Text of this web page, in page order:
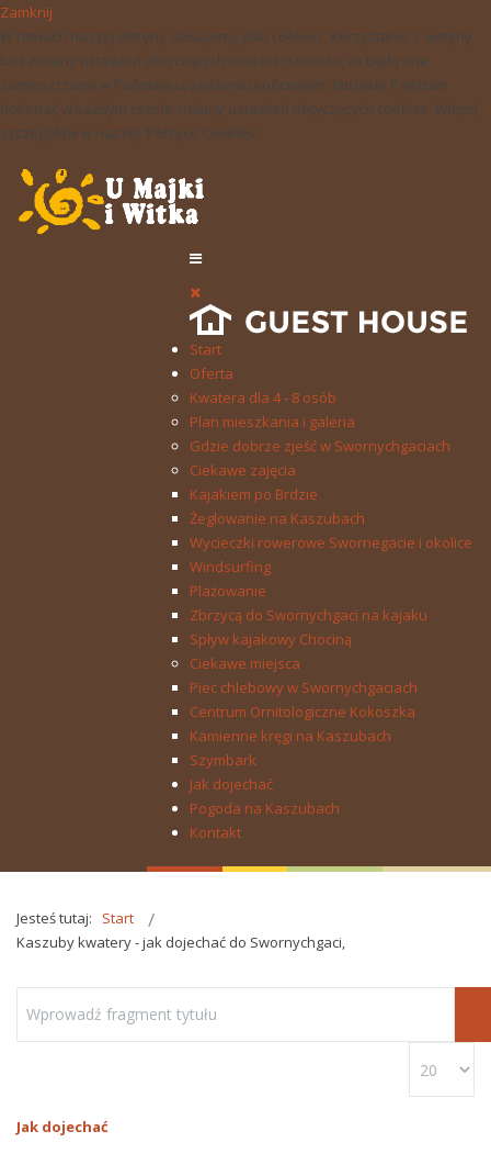
Zamknij
W ramach naszej witryny stosujemy pliki cookies. Korzystanie z witryny
bez zmiany ustawień dotyczących cookies oznacza, że będą one
zamieszczane w Państwa urządzeniu końcowym. Możecie Państwo
dokonać w każdym czasie zmiany ustawień dotyczących cookies. Więcej
szczegółów w naszej 'Polityce Cookies'.
Start
Oferta
Kwatera dla 4 - 8 osób
Plan mieszkania i galeria
Gdzie dobrze zjeść w Swornychgaciach
Ciekawe zajęcia
Kajakiem po Brdzie
Żeglowanie na Kaszubach
Wycieczki rowerowe Swornegacie i okolice
Windsurfing
Plażowanie
Zbrzycą do Swornychgaci na kajaku
Spływ kajakowy Chociną
Ciekawe miejsca
Piec chlebowy w Swornychgaciach
Centrum Ornitologiczne Kokoszka
Kamienne kręgi na Kaszubach
Szymbark
Jak dojechać
Pogoda na Kaszubach
Kontakt
Jesteś tutaj:
Start
Kaszuby kwatery - jak dojechać do Swornychgaci,
Jak dojechać